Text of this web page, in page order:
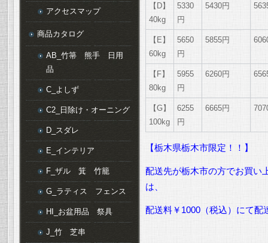
【D】
40kg
5330
円
5430円
【E】
60kg
5650
円
5855円
【F】
80kg
5955
円
6260円
【G】
100kg
6255
円
6665円
【栃木県栃木市限定！！】
配送先が栃木市の方でお買い
は、
配送料￥1000（税込）にて配
アクセスマップ
商品カタログ
AB_竹箒 熊手 日用
品
C_よしず
C2_日除け・オーニング
D_スダレ
E_インテリア
F_ザル 箕 竹籠
G_ラティス フェンス
HI_お盆用品 祭具
J_竹 芝串